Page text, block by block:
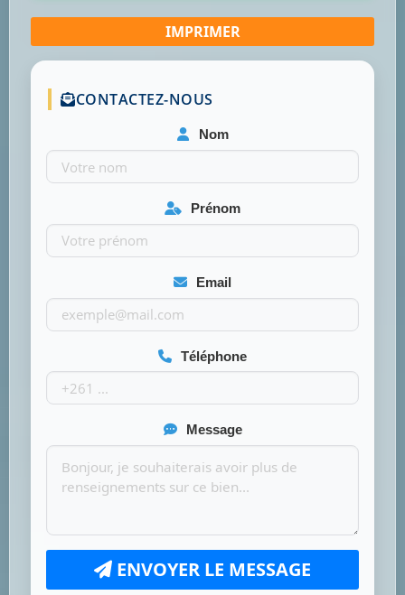
CONTACTEZ-NOUS
Nom
Prénom
Email
Téléphone
Message
ENVOYER LE MESSAGE